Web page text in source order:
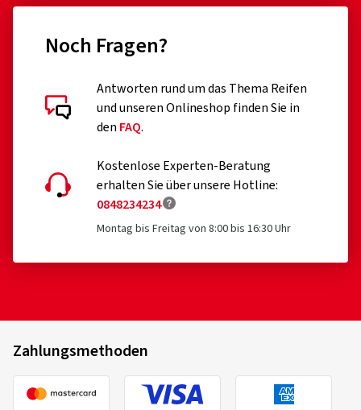
Noch Fragen?
Antworten rund um das Thema Reifen
und unseren Onlineshop finden Sie in
den FAQ.
Kostenlose Experten-Beratung
erhalten Sie über unsere Hotline:
0848234234
Montag bis Freitag von 8:00 bis 16:30 Uhr
Zahlungsmethoden